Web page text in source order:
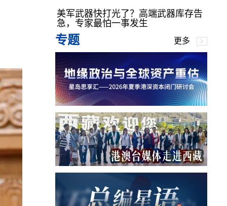
美军武器快打光了？高端武器库存告
急，专家最怕一事发生
专题 更多